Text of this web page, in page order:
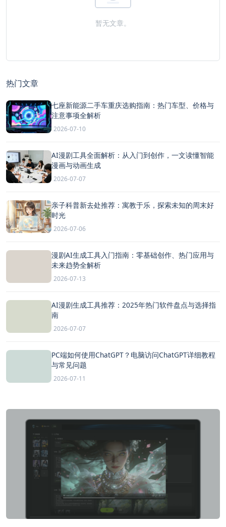
暂无文章。
热门文章
七座新能源二手车重庆选购指南：热门车型、价格与
注意事项全解析
2026-07-10
AI漫剧工具全面解析：从入门到创作，一文读懂智能
漫画与动画生成
2026-07-07
亲子科普新去处推荐：寓教于乐，探索未知的周末好
时光
2026-07-06
漫剧AI生成工具入门指南：零基础创作、热门应用与
未来趋势全解析
2026-07-13
AI漫剧生成工具推荐：2025年热门软件盘点与选择指
南
2026-07-07
PC端如何使用ChatGPT？电脑访问ChatGPT详细教程
与常见问题
2026-07-11